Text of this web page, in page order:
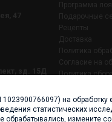
47
зд. 15Д
Программа
Подарочные
Рецепты
Доставка
Политика
Согласие на
Политика
на
статистических
измените